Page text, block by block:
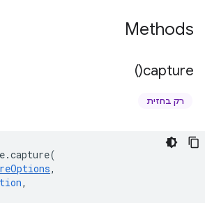
Methods
capture(
)
רק בחזית
.capture(
,
,